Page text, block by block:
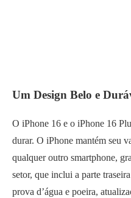
Um Design Belo e
O iPhone 16 e o iPhone 16
durar. O iPhone mantém seu
qualquer outro smartphone,
setor, que inclui a parte
prova d’água e poeira,